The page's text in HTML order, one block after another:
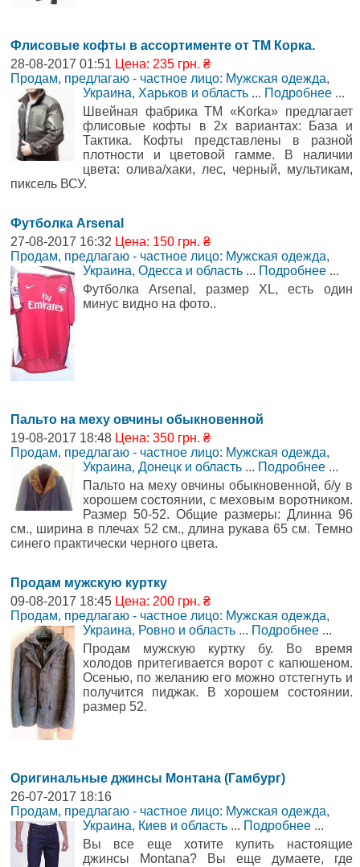
Флисовые кофты в ассортименте от ТМ Корка.
28-08-2017 01:51 Цена: 235 грн. ₴
Продам, предлагаю - частное лицо: Мужская одежда,
Украина, Харьков и область ... Подробнее ...
Швейная фабрика ТМ «Korka» предлагает
флисовые кофты в 2х вариантах: База и
Тактика. Кофты представлены в разной
плотности и цветовой гамме. В наличии
цвета: олива/хаки, лес, черный, мультикам,
пиксель ВСУ.
Футболка Arsenal
27-08-2017 16:32 Цена: 150 грн. ₴
Продам, предлагаю - частное лицо: Мужская одежда,
Украина, Одесса и область ... Подробнее ...
Футболка Arsenal, размер XL, есть один
минус видно на фото..
Пальто на меху овчины обыкновенной
19-08-2017 18:48 Цена: 350 грн. ₴
Продам, предлагаю - частное лицо: Мужская одежда,
Украина, Донецк и область ... Подробнее ...
Пальто на меху овчины обыкновенной, б/у в
хорошем состоянии, с меховым воротником.
Размер 50-52. Общие размеры: Длинна 96
см., ширина в плечах 52 см., длина рукава 65 см. Темно
синего практически черного цвета.
Продам мужскую куртку
09-08-2017 18:45 Цена: 200 грн. ₴
Продам, предлагаю - частное лицо: Мужская одежда,
Украина, Ровно и область ... Подробнее ...
Продам мужскую куртку бу. Во время
холодов притегивается ворот с капюшеном.
Осенью, по желанию его можно отстегнуть и
получится пиджак. В хорошем состоянии.
размер 52.
Оригинальные джинсы Монтана (Гамбург)
26-07-2017 18:16
Продам, предлагаю - частное лицо: Мужская одежда,
Украина, Киев и область ... Подробнее ...
Вы все еще хотите купить настоящие
джинсы Montana? Вы еще думаете, где